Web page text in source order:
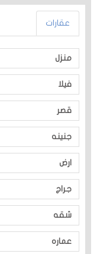
عقارات
منزل
فيلا
قصر
جنينه
ارض
جراج
شقه
عماره